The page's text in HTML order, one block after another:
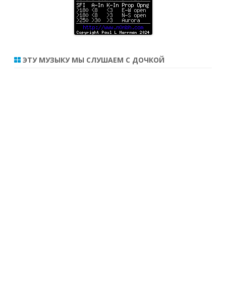
ЭТУ МУЗЫКУ МЫ СЛУШАЕМ С ДОЧКОЙ